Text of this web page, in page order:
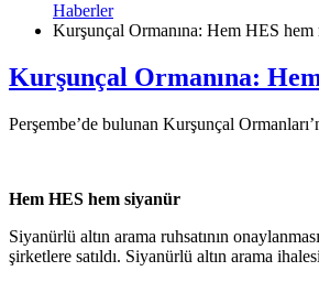
Haberler
Kurşunçal Ormanına: Hem HES hem
Kurşunçal Ormanına:
Perşembe’de bulunan Kurşunçal
Hem HES hem siyanür
Siyanürlü altın arama ruhsatının
şirketlere satıldı. Siyanürlü altın arama